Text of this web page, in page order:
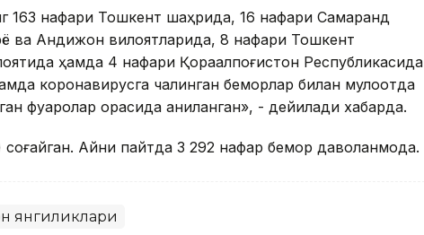
163 нафари Тошкент шаҳрида, 16 нафари Самарқанд
ва Андижон вилоятларида, 8 нафари Тошкент
ҳамда 4 нафари Қорақалпоғистон Республикасида
коронавирусга чалинган беморлар билан мулоқотда
фуқаролар орасида аниқланган», - дейилади хабарда.
Айни пайтда 3 292 нафар бемор даволанмоқда.
янгиликлари